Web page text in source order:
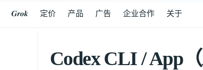
𝑮𝒓𝒐𝒌 定价 产品 广告 企业合作 关于
Codex CLI / App